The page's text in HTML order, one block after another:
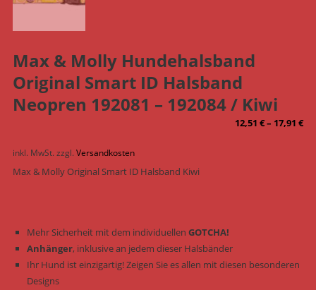
Max & Molly Hundehalsband
Original Smart ID Halsband
Neopren 192081 – 192084 / Kiwi
12,51€– 17,91€
inkl. MwSt. zzgl. Versandkosten
Max & Molly Original Smart ID Halsband Kiwi
Mehr Sicherheit mit dem individuellen GOTCHA!
Anhänger, inklusive an jedem dieser Halsbänder
Ihr Hund ist einzigartig! Zeigen Sie es allen mit diesen besonderen
Designs